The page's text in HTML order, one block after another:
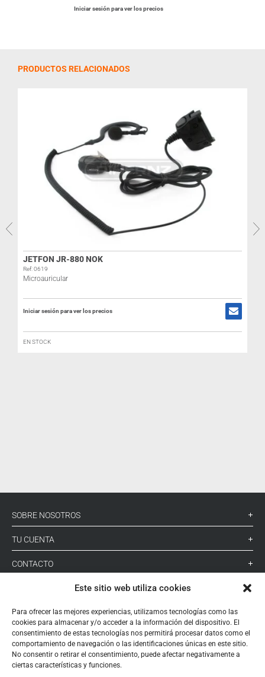
Este sitio web utiliza cookies
Para ofrecer las mejores experiencias, utilizamos tecnologías como las
cookies para almacenar y/o acceder a la información del dispositivo. El
consentimiento de estas tecnologías nos permitirá procesar datos como el
comportamiento de navegación o las identificaciones únicas en este sitio.
No consentir o retirar el consentimiento, puede afectar negativamente a
ciertas características y funciones.
Iniciar sesión para ver los precios
PRODUCTOS RELACIONADOS
JETFON JR-880 NOK
Ref: 0619
Microauricular
Iniciar sesión para ver los precios
EN STOCK
SOBRE NOSOTROS
TU CUENTA
CONTACTO
+ 34 933 348 800
info@pihernz.com